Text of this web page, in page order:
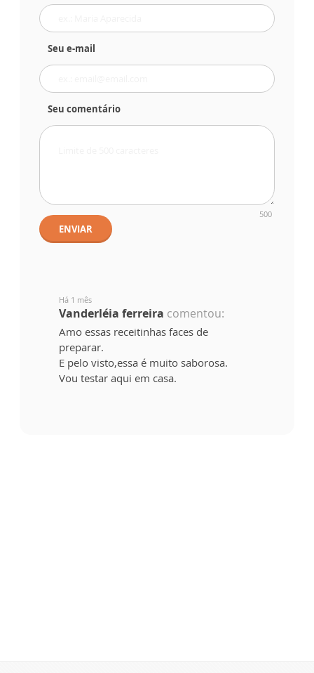
Seu e-mail
Seu comentário
500
ENVIAR
Há 1 mês
Vanderléia ferreira comentou:
Amo essas receitinhas faces de
preparar.
E pelo visto,essa é muito saborosa.
Vou testar aqui em casa.